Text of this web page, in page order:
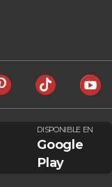
DISPONIBLE EN
Google
Play